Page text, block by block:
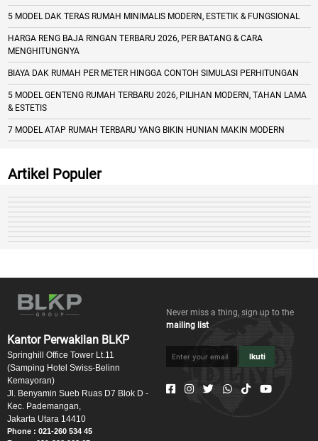
5 MODEL DAK TERAS RUMAH MINIMALIS MODERN, ESTETIK & FUNGSIONAL
HARGA RENG BAJA RINGAN TERBARU 2026, PER BATANG & CARA
MENGHITUNGNYA
BIAYA DAK RUMAH PER METER HINGGA CONTOH SIMULASI PERHITUNGAN
5 MODEL GENTENG RUMAH TERBARU 2026, PILIHAN MODERN, TAHAN LAMA
& ESTETIS
7 MODEL ATAP RUMAH TERBARU YANG BIKIN HUNIAN MAKIN MODERN
Artikel Populer
Kantor Perwakilan BLKP
Springhill Office Tower Lt.11
(Samping Hotel Swiss-Belinn
Kemayoran)
Jl. Benyamin Sueb Ruas D7 Blok D -
Kec. Pademangan,
Jakarta Utara 14410
Phone : 021-260 534 45
Never miss a thing, sign up to the
mailing list
Ikuti